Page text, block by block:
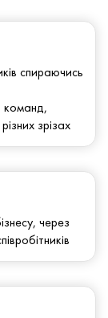
спираючись
команд,
зрізах
через